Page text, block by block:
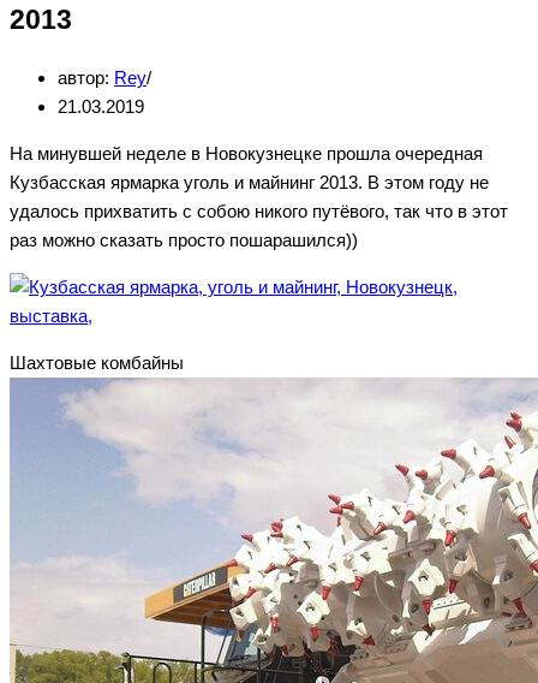
2013
автор: Rey
21.03.2019
На минувшей неделе в Новокузнецке прошла очередная
Кузбасская ярмарка уголь и майнинг 2013. В этом году не
удалось прихватить с собою никого путёвого, так что в этот
раз можно сказать просто пошарашился))
Шахтовые комбайны